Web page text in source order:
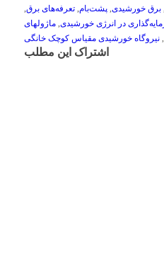
,برق خورشیدی,پشت‌بام‌,تعرفه‌های برق,
در انرژی خورشیدی,ماژولهای
,نیروگاه خورشیدی مقیاس کوچک خانگی
اشتراک این مطلب